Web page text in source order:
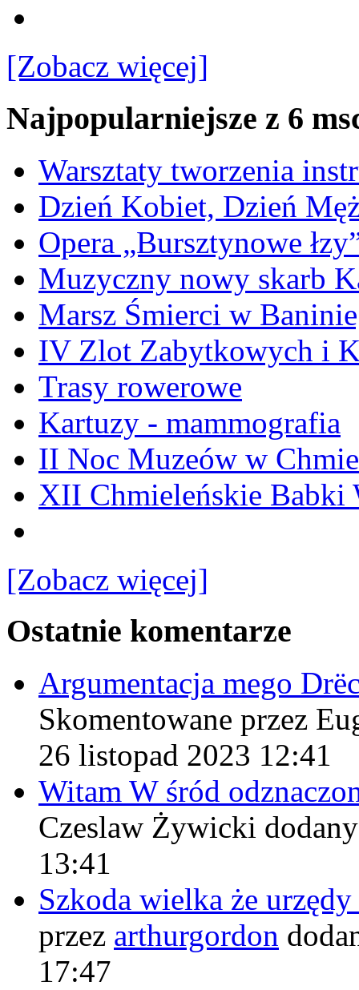
[Zobacz więcej]
Najpopularniejsze z 6
Warsztaty tworzenia
Dzień Kobiet, Dzień
Opera „Bursztynowe
Muzyczny nowy skarb
Marsz Śmierci w
IV Zlot Zabytkowych i
Trasy rowerowe
Kartuzy - mammografia
II Noc Muzeów w
XII Chmieleńskie Babki
[Zobacz więcej]
Ostatnie komentarze
Argumentacja mego
Skomentowane przez
26 listopad 2023 12:41
Witam W śród
Czeslaw Żywicki
13:41
Szkoda wielka że
przez arthurgordon
17:47